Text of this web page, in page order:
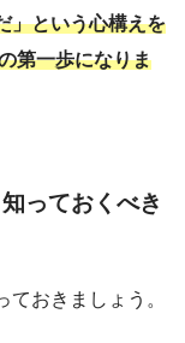
」という心構えを
第一歩になりま
っておくべき
おきましょう。